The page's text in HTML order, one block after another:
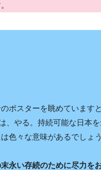
ポスターを眺めていますと
、やる。持続可能な日本を
色々な意味があるでしょ
永い存続のために尽力を